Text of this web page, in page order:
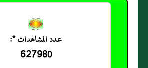
عدد المشاهدات *:
627980